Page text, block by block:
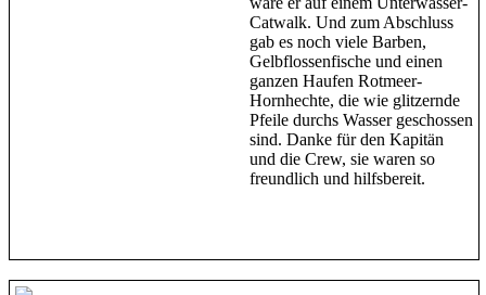
Catwalk. Und zum Abschluss
gab es noch viele Barben,
Gelbflossenfische und einen
ganzen Haufen Rotmeer-
Hornhechte, die wie glitzernde
Pfeile durchs Wasser geschossen
sind. Danke für den Kapitän
und die Crew, sie waren so
freundlich und hilfsbereit.